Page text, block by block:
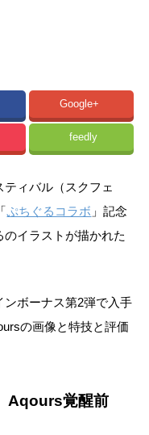
Google+
feedly
ィバル（スクフェ
ぷちぐるコラボ 」記念
イラストが描かれた
ンボーナス第2弾で入手
の画像と特技と評価
Aqours覚醒前